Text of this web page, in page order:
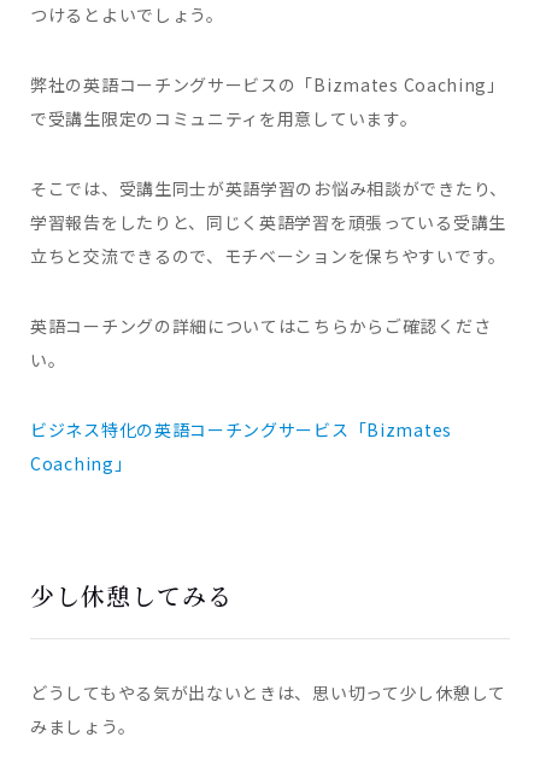
つけるとよいでしょう。
弊社の英語コーチングサービスの「Bizmates Coaching」
で受講生限定のコミュニティを用意しています。
そこでは、受講生同士が英語学習のお悩み相談ができたり、
学習報告をしたりと、同じく英語学習を頑張っている受講生
立ちと交流できるので、モチベーションを保ちやすいです。
英語コーチングの詳細についてはこちらからご確認くださ
い。
ビジネス特化の英語コーチングサービス「Bizmates
Coaching」
少し休憩してみる
どうしてもやる気が出ないときは、思い切って少し休憩して
みましょう。